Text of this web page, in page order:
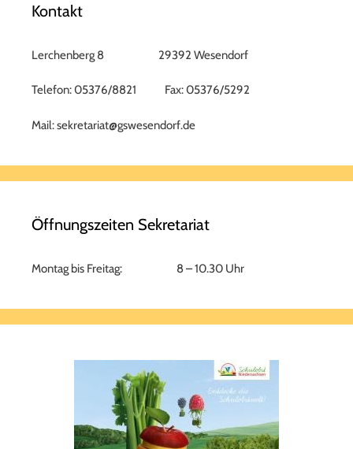
Kontakt
Lerchenberg 8 29392 Wesendorf
Telefon: 05376/8821 Fax: 05376/5292
Mail: sekretariat@gswesendorf.de
Öffnungszeiten Sekretariat
Montag bis Freitag: 8 – 10.30 Uhr